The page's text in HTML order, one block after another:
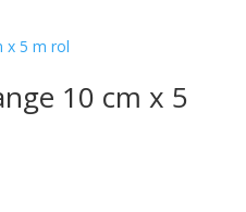
10 cm x 5